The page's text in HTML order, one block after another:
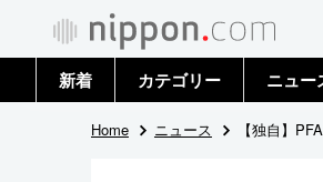
新着 カテゴリー
政治・外交
ニュー
トップ
Home ニュース 【独自】